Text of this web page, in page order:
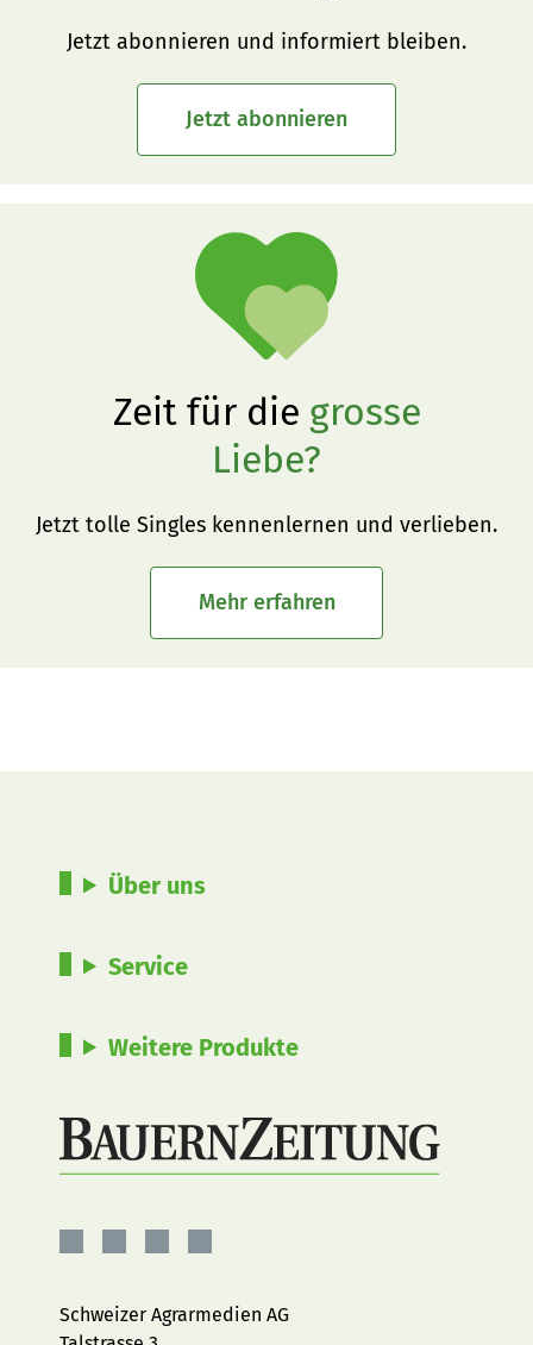
Jetzt abonnieren und informiert bleiben.
Jetzt abonnieren
Zeit für die grosse
Liebe?
Jetzt tolle Singles kennenlernen und verlieben.
Mehr erfahren
Über uns
Service
Weitere Produkte
Facebook
Instagram
YouTubeLinkedIn
Schweizer Agrarmedien AG